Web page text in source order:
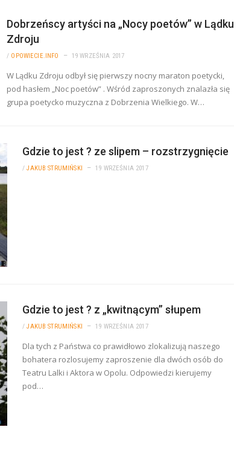
Dobrzeńscy artyści na „Nocy poetów” w Lądku
Zdroju
/ OPOWIECIE.INFO 19 WRZEŚNIA 2017
W Lądku Zdroju odbył się pierwszy nocny maraton poetycki,
pod hasłem „Noc poetów” . Wśród zaproszonych znalazła się
grupa poetycko muzyczna z Dobrzenia Wielkiego. W…
Gdzie to jest ? ze slipem – rozstrzygnięcie
/JAKUB STRUMIŃSKI 19 WRZEŚNIA 2017
Gdzie to jest ? z „kwitnącym” słupem
/JAKUB STRUMIŃSKI 19 WRZEŚNIA 2017
Dla tych z Państwa co prawidłowo zlokalizują naszego
bohatera rozlosujemy zaproszenie dla dwóch osób do
Teatru Lalki i Aktora w Opolu. Odpowiedzi kierujemy
pod…